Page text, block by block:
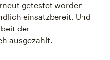
getestet worden
einsatzbereit. Und
der
ausgezahlt.